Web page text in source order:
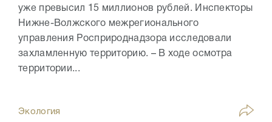
уже превысил 15 миллионов рублей. Инспекторы
Нижне-Волжского межрегионального
управления Росприроднадзора исследовали
захламленную территорию. – В ходе осмотра
территории...
Экология